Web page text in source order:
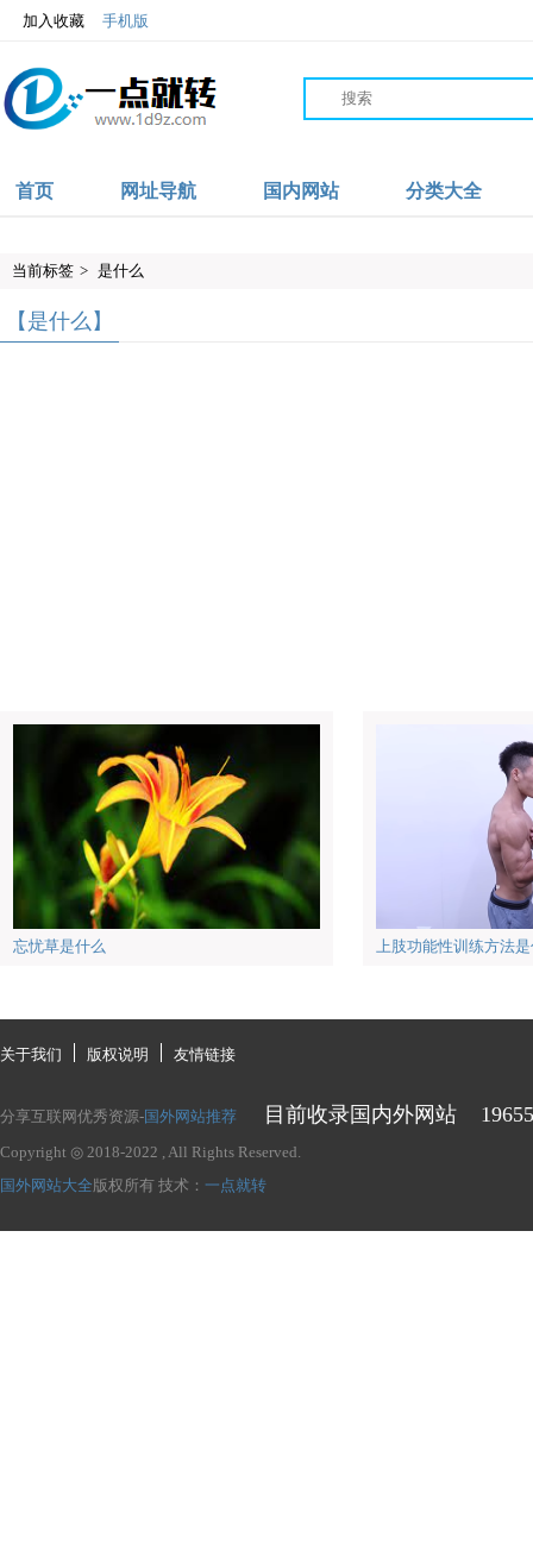
加入收藏 手机版
首页 网址导航 国内网站 分类大全
当前标签 > 是什么
【是什么】
忘忧草是什么 上肢功能性训练方法
关于我们 版权说明 友情链接
分享互联网优秀资源-国外网站推荐 目前收录国内外网站 19655
Copyright ◎ 2018-2022 , All Rights Reserved.
国外网站大全 版权所有 技术： 一点就转